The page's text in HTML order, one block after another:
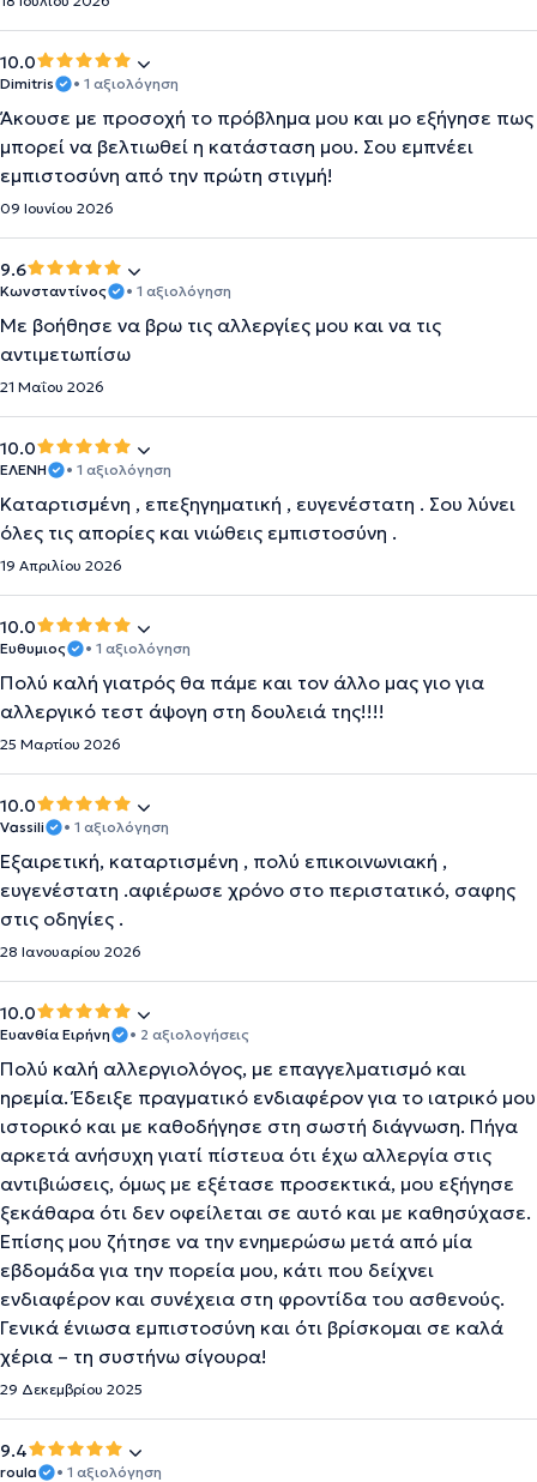
10.0
Dimitris • 1 αξιολόγηση
Άκουσε με προσοχή το πρόβλημα μου και μο εξήγησε πως
μπορεί να βελτιωθεί η κατάσταση μου. Σου εμπνέει
εμπιστοσύνη από την πρώτη στιγμή!
09 Ιουνίου 2026
9.6
Κωνσταντίνος • 1 αξιολόγηση
Με βοήθησε να βρω τις αλλεργίες μου και να τις
αντιμετωπίσω
21 Μαΐου 2026
10.0
ΕΛΕΝΗ • 1 αξιολόγηση
Καταρτισμένη , επεξηγηματική , ευγενέστατη . Σου λύνει
όλες τις απορίες και νιώθεις εμπιστοσύνη .
19 Απριλίου 2026
10.0
Ευθυμιος • 1 αξιολόγηση
Πολύ καλή γιατρός θα πάμε και τον άλλο μας γιο για
αλλεργικό τεστ άψογη στη δουλειά της!!!!
25 Μαρτίου 2026
10.0
Vassili • 1 αξιολόγηση
Εξαιρετική, καταρτισμένη , πολύ επικοινωνιακή ,
ευγενέστατη .αφιέρωσε χρόνο στο περιστατικό, σαφης
στις οδηγίες .
28 Ιανουαρίου 2026
10.0
Ευανθία Ειρήνη • 2 αξιολογήσεις
Πολύ καλή αλλεργιολόγος, με επαγγελματισμό και
ηρεμία. Έδειξε πραγματικό ενδιαφέρον για το ιατρικό μου
ιστορικό και με καθοδήγησε στη σωστή διάγνωση. Πήγα
αρκετά ανήσυχη γιατί πίστευα ότι έχω αλλεργία στις
αντιβιώσεις, όμως με εξέτασε προσεκτικά, μου εξήγησε
ξεκάθαρα ότι δεν οφείλεται σε αυτό και με καθησύχασε.
Επίσης μου ζήτησε να την ενημερώσω μετά από μία
εβδομάδα για την πορεία μου, κάτι που δείχνει
ενδιαφέρον και συνέχεια στη φροντίδα του ασθενούς.
Γενικά ένιωσα εμπιστοσύνη και ότι βρίσκομαι σε καλά
χέρια – τη συστήνω σίγουρα!
29 Δεκεμβρίου 2025
9.4
roula • 1 αξιολόγηση